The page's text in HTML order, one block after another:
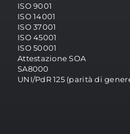
ISO 9001
ISO 14001
ISO 37001
ISO 45001
ISO 50001
Attestazione SOA
SA8000
UNI/PdR 125 (parità di